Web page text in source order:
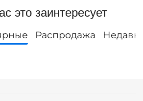
это заинтересует
Распродажа